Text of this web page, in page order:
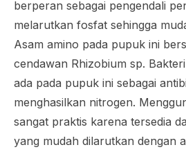
berperan sebagai pengendali
melarutkan fosfat sehingga
Asam amino pada pupuk ini
cendawan Rhizobium sp. Bakteri
ada pada pupuk ini sebagai
menghasilkan nitrogen.
sangat praktis karena tersedia
yang mudah dilarutkan dengan